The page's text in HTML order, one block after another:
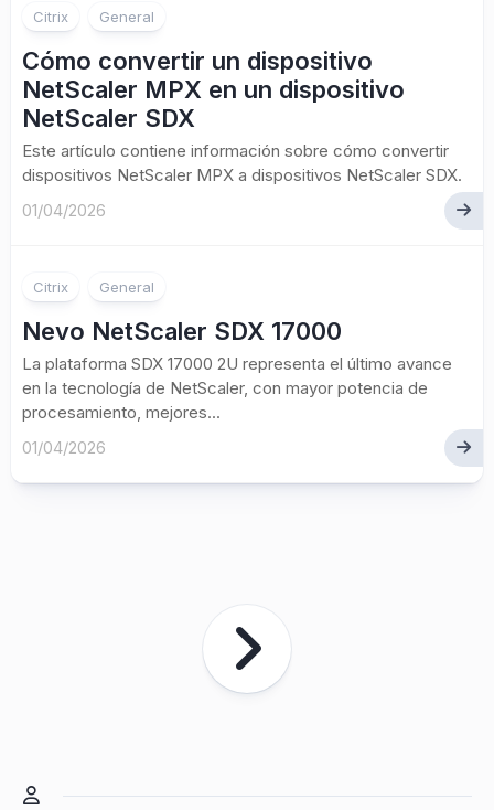
Citrix General
Cómo convertir un dispositivo
NetScaler MPX en un dispositivo
NetScaler SDX
Este artículo contiene información sobre cómo convertir
dispositivos NetScaler MPX a dispositivos NetScaler SDX.
01/04/2026
Citrix General
Nevo NetScaler SDX 17000
La plataforma SDX 17000 2U representa el último avance
en la tecnología de NetScaler, con mayor potencia de
procesamiento, mejores...
01/04/2026